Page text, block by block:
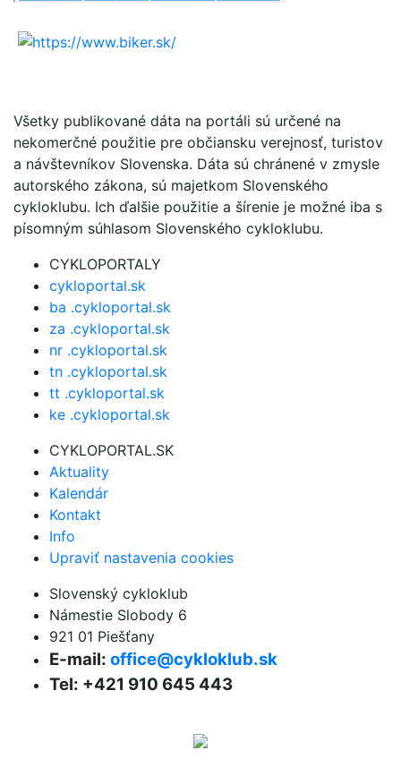
Všetky publikované dáta na portáli sú určené na
nekomerčné použitie pre občiansku verejnosť, turistov
a návštevníkov Slovenska. Dáta sú chránené v zmysle
autorského zákona, sú majetkom Slovenského
cykloklubu. Ich ďalšie použitie a šírenie je možné iba s
písomným súhlasom Slovenského cykloklubu.
CYKLOPORTALY
cykloportal.sk
ba .cykloportal.sk
za .cykloportal.sk
nr .cykloportal.sk
tn .cykloportal.sk
tt .cykloportal.sk
ke .cykloportal.sk
CYKLOPORTAL.SK
Aktuality
Kalendár
Kontakt
Info
Upraviť nastavenia cookies
Slovenský cykloklub
Námestie Slobody 6
921 01 Piešťany
E-mail: office@cykloklub.sk
Tel: +421 910 645 443